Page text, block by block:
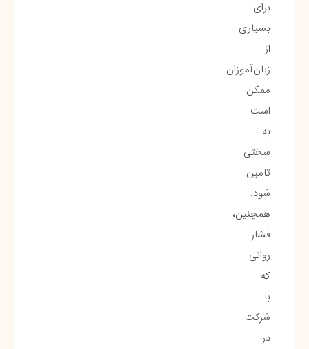
برای
بسیاری
از
زبان‌آموزان
ممکن
است
به
سختی
تامین
شود.
همچنین،
فشار
روانی
که
با
شرکت
در